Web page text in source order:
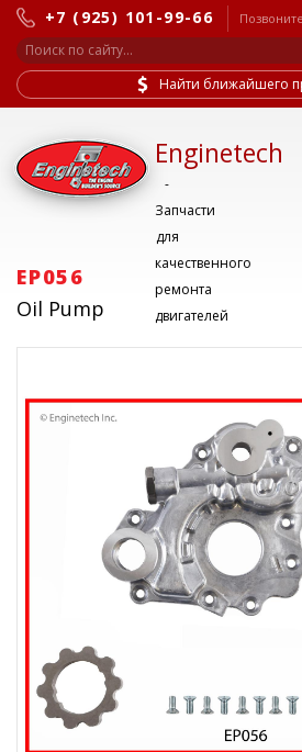
+7 (925) 101-99-66
Найти ближайшего
Enginetech
-
Запчасти
для
качественного
ремонта
двигателей
EP056
Oil Pump